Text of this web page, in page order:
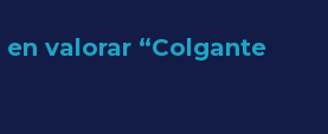
valorar “Colgante